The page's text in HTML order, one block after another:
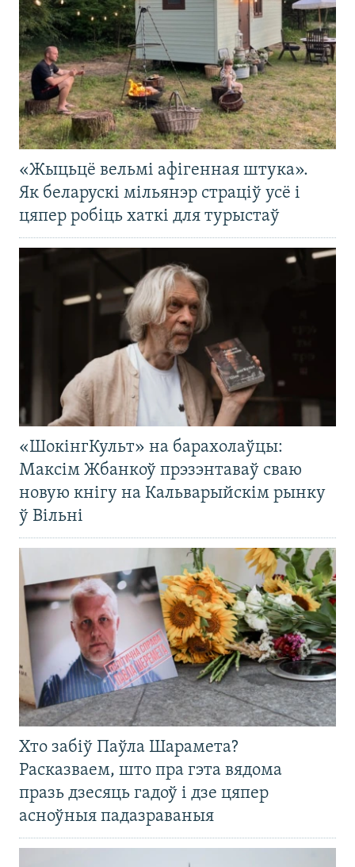
«Жыцьцё вельмі афігенная штука».
Як беларускі мільянэр страціў усё і
цяпер робіць хаткі для турыстаў
«ШокінгКульт» на барахолаўцы:
Максім Жбанкоў прэзэнтаваў сваю
новую кнігу на Кальварыйскім рынку
ў Вільні
Хто забіў Паўла Шарамета?
Расказваем, што пра гэта вядома
празь дзесяць гадоў і дзе цяпер
асноўныя падазраваныя